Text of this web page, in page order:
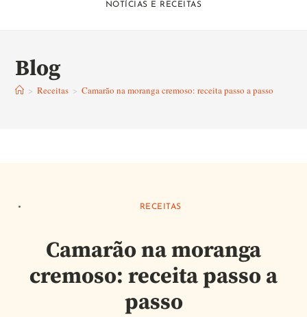
NOTÍCIAS E RECEITAS
Blog
> Receitas > Camarão na moranga cremoso: receita passo a passo
RECEITAS
Camarão na moranga
cremoso: receita passo a
passo